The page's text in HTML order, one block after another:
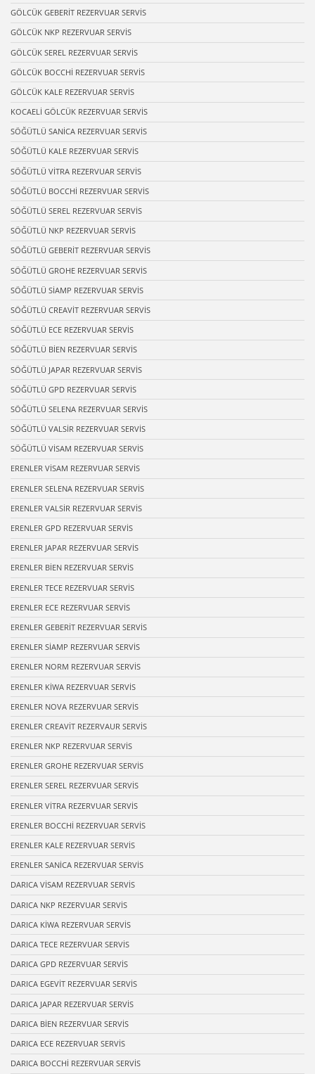
GÖLCÜK GEBERİT REZERVUAR SERVİS
GÖLCÜK NKP REZERVUAR SERVİS
GÖLCÜK SEREL REZERVUAR SERVİS
GÖLCÜK BOCCHİ REZERVUAR SERVİS
GÖLCÜK KALE REZERVUAR SERVİS
KOCAELİ GÖLCÜK REZERVUAR SERVİS
SÖĞÜTLÜ SANİCA REZERVUAR SERVİS
SÖĞÜTLÜ KALE REZERVUAR SERVİS
SÖĞÜTLÜ VİTRA REZERVUAR SERVİS
SÖĞÜTLÜ BOCCHİ REZERVUAR SERVİS
SÖĞÜTLÜ SEREL REZERVUAR SERVİS
SÖĞÜTLÜ NKP REZERVUAR SERVİS
SÖĞÜTLÜ GEBERİT REZERVUAR SERVİS
SÖĞÜTLÜ GROHE REZERVUAR SERVİS
SÖĞÜTLÜ SİAMP REZERVUAR SERVİS
SÖĞÜTLÜ CREAVİT REZERVUAR SERVİS
SÖĞÜTLÜ ECE REZERVUAR SERVİS
SÖĞÜTLÜ BİEN REZERVUAR SERVİS
SÖĞÜTLÜ JAPAR REZERVUAR SERVİS
SÖĞÜTLÜ GPD REZERVUAR SERVİS
SÖĞÜTLÜ SELENA REZERVUAR SERVİS
SÖĞÜTLÜ VALSİR REZERVUAR SERVİS
SÖĞÜTLÜ VİSAM REZERVUAR SERVİS
ERENLER VİSAM REZERVUAR SERVİS
ERENLER SELENA REZERVUAR SERVİS
ERENLER VALSİR REZERVUAR SERVİS
ERENLER GPD REZERVUAR SERVİS
ERENLER JAPAR REZERVUAR SERVİS
ERENLER BİEN REZERVUAR SERVİS
ERENLER TECE REZERVUAR SERVİS
ERENLER ECE REZERVUAR SERVİS
ERENLER GEBERİT REZERVUAR SERVİS
ERENLER SİAMP REZERVUAR SERVİS
ERENLER NORM REZERVUAR SERVİS
ERENLER KİWA REZERVUAR SERVİS
ERENLER NOVA REZERVUAR SERVİS
ERENLER CREAVİT REZERVAUR SERVİS
ERENLER NKP REZERVUAR SERVİS
ERENLER GROHE REZERVUAR SERVİS
ERENLER SEREL REZERVUAR SERVİS
ERENLER VİTRA REZERVUAR SERVİS
ERENLER BOCCHİ REZERVUAR SERVİS
ERENLER KALE REZERVUAR SERVİS
ERENLER SANİCA REZERVUAR SERVİS
DARICA VİSAM REZERVUAR SERVİS
DARICA NKP REZERVUAR SERVİS
DARICA KİWA REZERVUAR SERVİS
DARICA TECE REZERVUAR SERVİS
DARICA GPD REZERVUAR SERVİS
DARICA EGEVİT REZERVUAR SERVİS
DARICA JAPAR REZERVUAR SERVİS
DARICA BİEN REZERVUAR SERVİS
DARICA ECE REZERVUAR SERVİS
DARICA BOCCHİ REZERVUAR SERVİS